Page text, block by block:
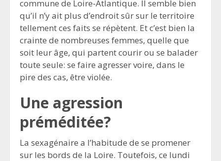
commune de Loire-Atlantique. Il semble bien
qu’il n’y ait plus d’endroit sûr sur le territoire
tellement ces faits se répètent. Et c’est bien la
crainte de nombreuses femmes, quelle que
soit leur âge, qui partent courir ou se balader
toute seule: se faire agresser voire, dans le
pire des cas, être violée.
Une agression
préméditée?
La sexagénaire a l’habitude de se promener
sur les bords de la Loire. Toutefois, ce lundi